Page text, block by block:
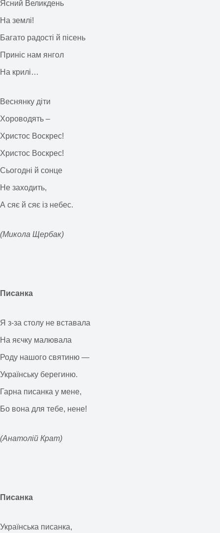
Ясний Великдень
На землі!
Багато радості й пісень
Приніс нам янгол
На крилі…
Веснянку діти
Хороводять –
Христос Воскрес!
Христос Воскрес!
Сьогодні й сонце
Не заходить,
А сяє й сяє із небес.
(Микола Щербак)
Писанка
Я з-за столу не вставала
На яєчку малювала
Роду нашого святиню —
Українську берегиню.
Гарна писанка у мене,
Бо вона для тебе, нене!
(Анатолій Крат)
Писанка
Українська писанка,